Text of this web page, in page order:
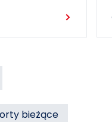
ciepła z
Miejskiej sp. z
sprzedaży
Dziedzice
bieżące